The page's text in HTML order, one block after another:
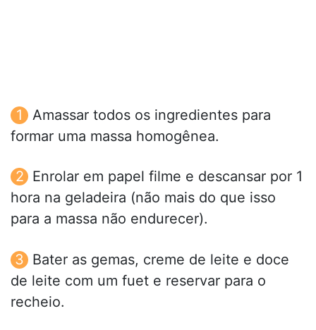
Amassar todos os ingredientes para
formar uma massa homogênea.
Enrolar em papel filme e descansar por 1
hora na geladeira (não mais do que isso
para a massa não endurecer).
Bater as gemas, creme de leite e doce
de leite com um fuet e reservar para o
recheio.